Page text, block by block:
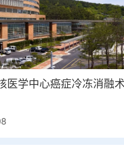
医学中心癌症冷冻消融